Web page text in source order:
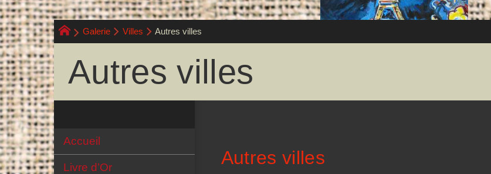
Galerie Villes Autres villes
Autres villes
Autres villes
Accueil
Livre d’Or